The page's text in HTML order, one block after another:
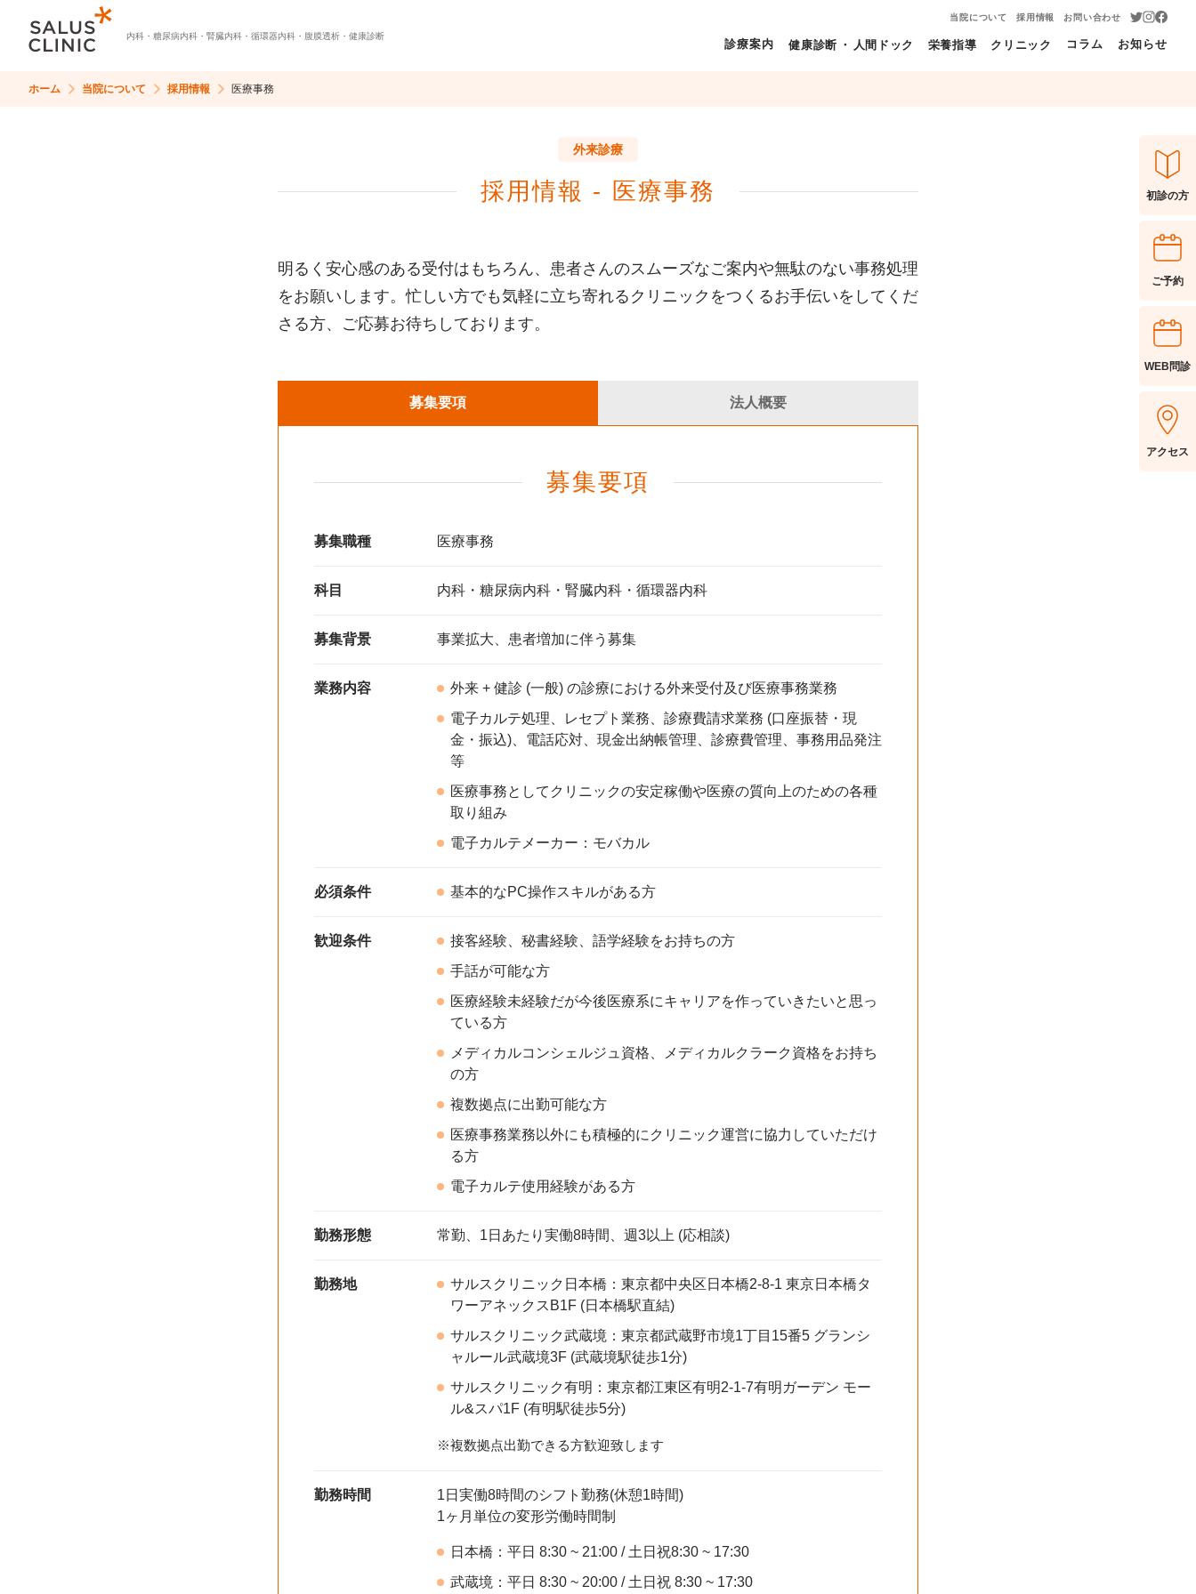
内科・ 糖尿病内科・ 腎臓内科・ 循環器内科・ 腹膜透析・ 健康診断
診療案内 健康診断 ・ 人間ドック 栄養指導 クリニック コラム お知らせ
当院について 採用情報 お問い合わせ
ホーム 当院について 採用情報 医療事務
外来診療
採用情報 - 医療事務
明るく安心感のある受付はもちろん、患者さんのスムーズなご案内や無駄のない事務処理
をお願いします。忙しい方でも気軽に立ち寄れるクリニックをつくるお手伝いをしてくだ
さる方、ご応募お待ちしております。
募集要項 法人概要
募集要項
募集職種 医療事務
科目 内科・糖尿病内科・腎臓内科・循環器内科
募集背景 事業拡大、患者増加に伴う募集
業務内容
外来 + 健診 (一般) の診療における外来受付及び医療事務業務
電子カルテ処理、レセプト業務、診療費請求業務 (口座振替・現
金・振込)、電話応対、現金出納帳管理、診療費管理、事務用品発注
等
医療事務としてクリニックの安定稼働や医療の質向上のための各種
取り組み
電子カルテメーカー：モバカル
必須条件 基本的なPC操作スキルがある方
歓迎条件
接客経験、秘書経験、語学経験をお持ちの方
手話が可能な方
医療経験未経験だが今後医療系にキャリアを作っていきたいと思っ
ている方
メディカルコンシェルジュ資格、メディカルクラーク資格をお持ち
の方
複数拠点に出勤可能な方
医療事務業務以外にも積極的にクリニック運営に協力していただけ
る方
電子カルテ使用経験がある方
勤務形態 常勤、1日あたり実働8時間、週3以上 (応相談)
勤務地
サルスクリニック日本橋：東京都中央区日本橋2-8-1 東京日本橋タ
ワーアネックスB1F (日本橋駅直結)
サルスクリニック武蔵境：東京都武蔵野市境1丁目15番5 グランシ
ャルール武蔵境3F (武蔵境駅徒歩1分)
サルスクリニック有明：東京都江東区有明2-1-7有明ガーデン モー
ル&スパ1F (有明駅徒歩5分)
※複数拠点出勤できる方歓迎致します
勤務時間
1日実働8時間のシフト勤務(休憩1時間)
1ヶ月単位の変形労働時間制
日本橋：平日 8:30 ~ 21:00 / 土日祝8:30 ~ 17:30
武蔵境：平日 8:30 ~ 20:00 / 土日祝 8:30 ~ 17:30
初診の方
ご予約
WEB問診
アクセス